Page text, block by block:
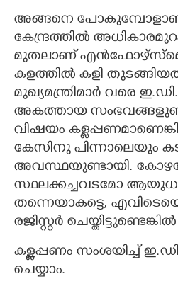
അങ്ങനെ
കേന്ദ്രത്തിൽ
മുതലാണ്
കളത്തിൽ കളി
മുഖ്യമന്ത്രിമാർ വരെ
അകത്തായ
വിഷയം
കേസിനു പിന്നാലെയും
അവസ്ഥയുണ്ടായി.
സ്ഥലക്കച്ചവടമോ ആയുധ
തന്നെയാകട്ടെ,
രജിസ്റ്റർ ചെയ്തിട്ടുണ്ടെങ്കിൽ
കള്ളപ്പണം സംശയിച്ച്
ചെയ്യാം.